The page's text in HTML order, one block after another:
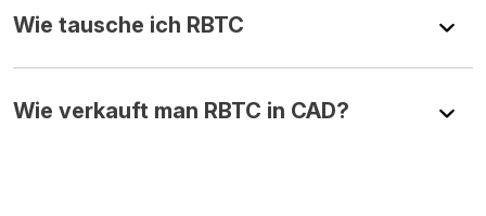
Wie tausche ich RBTC
Wie verkauft man RBTC in CAD?